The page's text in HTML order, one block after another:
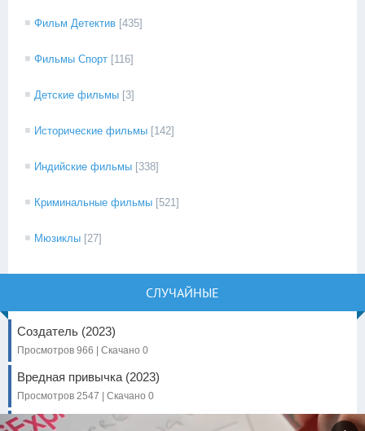
Фильм Детектив [435]
Фильмы Спорт [116]
Детские фильмы [3]
Исторические фильмы [142]
Индийские фильмы [338]
Криминальные фильмы [521]
Мюзиклы [27]
СЛУЧАЙНЫЕ
Создатель (2023)
Просмотров 966 | Скачано 0
Вредная привычка (2023)
Просмотров 2547 | Скачано 0
Варвар (2022)